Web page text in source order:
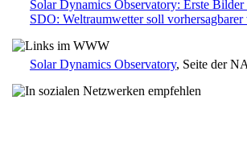
Solar Dynamics Observatory: Erste Bilder
SDO: Weltraumwetter soll vorhersagbarer
Solar Dynamics Observatory, Seite der